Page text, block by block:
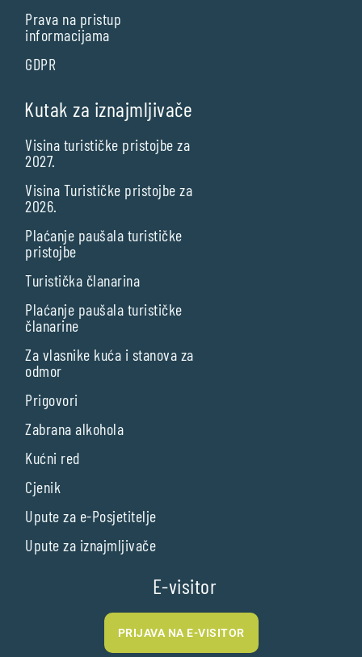
Prava na pristup
informacijama
GDPR
Kutak za iznajmljivače
Visina turističke pristojbe za
2027.
Visina Turističke pristojbe za
2026.
Plaćanje paušala turističke
pristojbe
Turistička članarina
Plaćanje paušala turističke
članarine
Za vlasnike kuća i stanova za
odmor
Prigovori
Zabrana alkohola
Kućni red
Cjenik
Upute za e-Posjetitelje
Upute za iznajmljivače
E-visitor
PRIJAVA NA E-VISITOR